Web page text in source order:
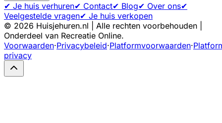
✔ Je huis verhuren✔ Contact✔ Blog✔ Over ons✔
Veelgestelde vragen✔ Je huis verkopen
© 2026 Huisjehuren.nl | Alle rechten voorbehouden |
Onderdeel van Recreatie Online.
Voorwaarden·Privacybeleid·Platformvoorwaarden·
privacy